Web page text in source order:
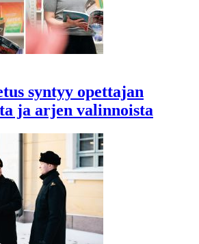
syntyy opettajan
ja arjen valinnoista